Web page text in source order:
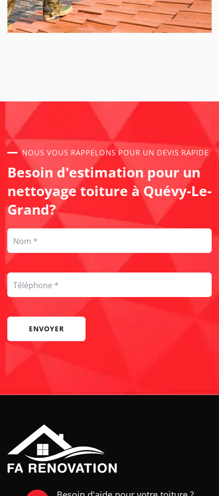
NOUS VOUS RAPPELONS POUR UN DEVIS RAPIDE
Besoin d'estimation pour un
nettoyage toiture à Quévy-Le-
Grand?
ENVOYER